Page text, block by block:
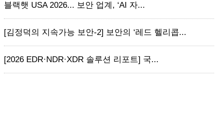
블랙햇 USA 2026... 보안 업계, ‘AI 자...
[김정덕의 지속가능 보안-2] 보안의 ‘레드 헬리콥...
[2026 EDR·NDR·XDR 솔루션 리포트] 국...